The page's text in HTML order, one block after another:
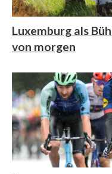
Luxemburg als
von morgen